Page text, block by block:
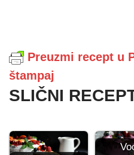
Preuzmi recept u
štampaj
SLIČNI